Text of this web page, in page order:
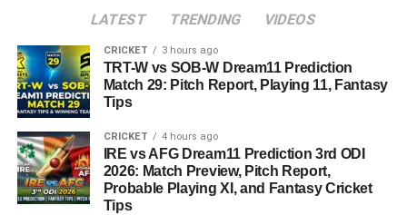
LATEST TRENDING VIDEOS
CRICKET 3 hours ago
TRT-W vs SOB-W Dream11 Prediction
Match 29: Pitch Report, Playing 11, Fantasy
Tips
CRICKET 4 hours ago
IRE vs AFG Dream11 Prediction 3rd ODI
2026: Match Preview, Pitch Report,
Probable Playing XI, and Fantasy Cricket
Tips